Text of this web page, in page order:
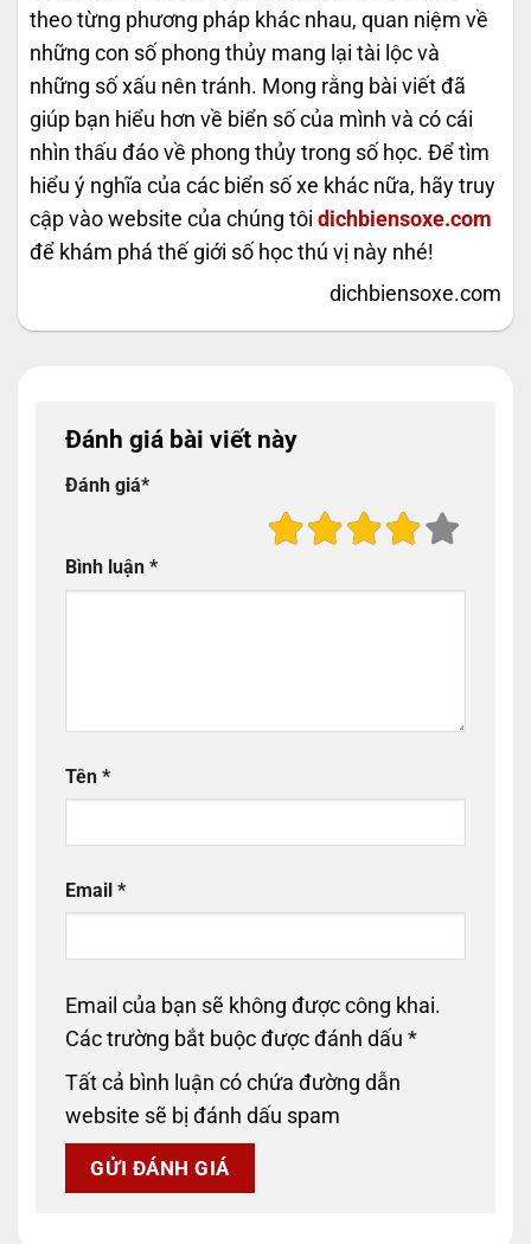
theo từng phương pháp khác nhau, quan niệm về
những con số phong thủy mang lại tài lộc và
những số xấu nên tránh. Mong rằng bài viết đã
giúp bạn hiểu hơn về biển số của mình và có cái
nhìn thấu đáo về phong thủy trong số học. Để tìm
hiểu ý nghĩa của các biển số xe khác nữa, hãy truy
cập vào website của chúng tôi dichbiensoxe.com
để khám phá thế giới số học thú vị này nhé!
dichbiensoxe.com
Đánh giá bài viết này
Đánh giá*
Bình luận *
Tên *
Email *
Email của bạn sẽ không được công khai.
Các trường bắt buộc được đánh dấu *
Tất cả bình luận có chứa đường dẫn
website sẽ bị đánh dấu spam